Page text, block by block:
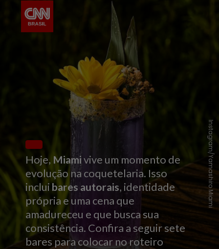
Hoje, Miamivive um momento de
evolução na coquetelaria. Isso
inclui bares autorais, identidade
própria e uma cena que
amadureceu e que busca sua
consistência. Confira a seguir sete
bares para colocar no roteiro
Instagram/Yamashiro Miami